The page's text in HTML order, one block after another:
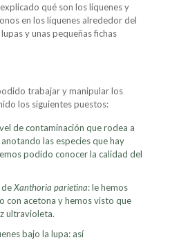
qué son los líquenes y
en los líquenes alrededor del
y unas pequeñas fichas
trabajar y manipular los
los siguientes puestos:
de contaminación que rodea a
las especies que hay
podido conocer la calidad del
Xanthoria parietina: le hemos
con acetona y hemos visto que
ultravioleta.
bajo la lupa: así